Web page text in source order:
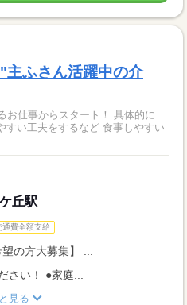
主ふさん活躍中の介
からスタート！ 具体的に
丘駅
通費全額支給
の方大募集】 ...
さい！ ●家庭...
見る